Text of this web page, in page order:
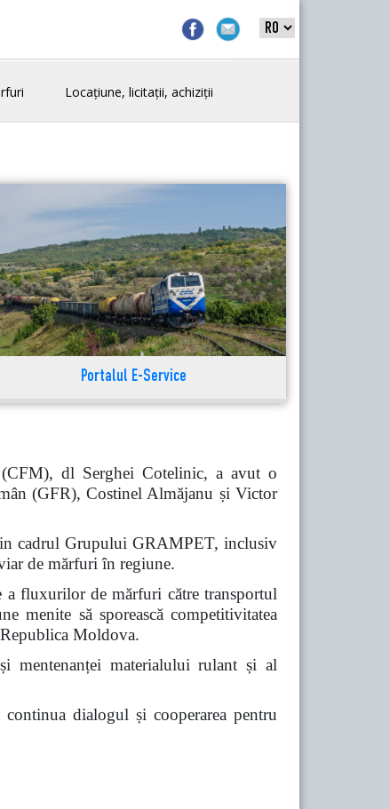
Locațiune, licitații, achiziții
Portalul E-Service
dl Serghei Cotelinic, a avut o
(GFR), Costinel Almăjanu și Victor
cadrul Grupului GRAMPET, inclusiv
de mărfuri în regiune.
fluxurilor de mărfuri către transportul
menite să sporească competitivitatea
Moldova.
mentenanței materialului rulant și al
dialogul și cooperarea pentru